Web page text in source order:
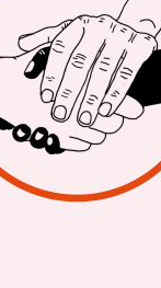
die MDR-
liegt im
Früher
wenn
den
man das